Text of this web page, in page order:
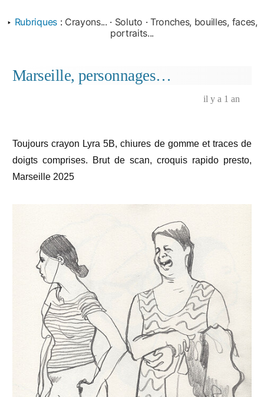
‣ Rubriques : Crayons... · Soluto · Tronches, bouilles, faces,
portraits...
Marseille, personnages…
il y a 1 an
Toujours crayon Lyra 5B, chiures de gomme et traces de
doigts comprises. Brut de scan, croquis rapido presto,
Marseille 2025